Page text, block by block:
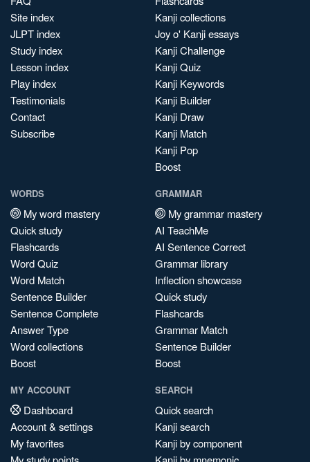
Site index
JLPT index
Study index
Lesson index
Play index
Testimonials
Contact
Subscribe
Kanji collections
Joy o' Kanji essays
Kanji Challenge
Kanji Quiz
Kanji Keywords
Kanji Builder
Kanji Draw
Kanji Match
Kanji Pop
Boost
WORDS
My word mastery
Quick study
Flashcards
Word Quiz
Word Match
Sentence Builder
Sentence Complete
Answer Type
Word collections
Boost
GRAMMAR
My grammar mastery
AI TeachMe
AI Sentence Correct
Grammar library
Inflection showcase
Quick study
Flashcards
Grammar Match
Sentence Builder
Boost
MY ACCOUNT
Dashboard
Account & settings
My favorites
SEARCH
Quick search
Kanji search
Kanji by component